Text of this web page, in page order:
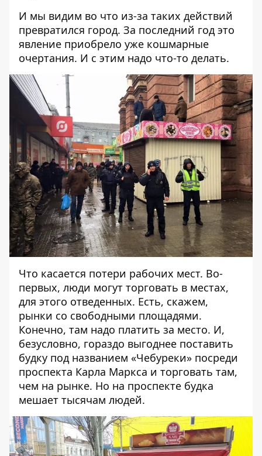
И мы видим во что из-за таких действий
превратился город. За последний год это
явление приобрело уже кошмарные
очертания. И с этим надо что-то делать.
Что касается потери рабочих мест. Во-
первых, люди могут торговать в местах,
для этого отведенных. Есть, скажем,
рынки со свободными площадями.
Конечно, там надо платить за место. И,
безусловно, гораздо выгоднее поставить
будку под названием «Чебуреки» посреди
проспекта Карла Маркса и торговать там,
чем на рынке. Но на проспекте будка
мешает тысячам людей.